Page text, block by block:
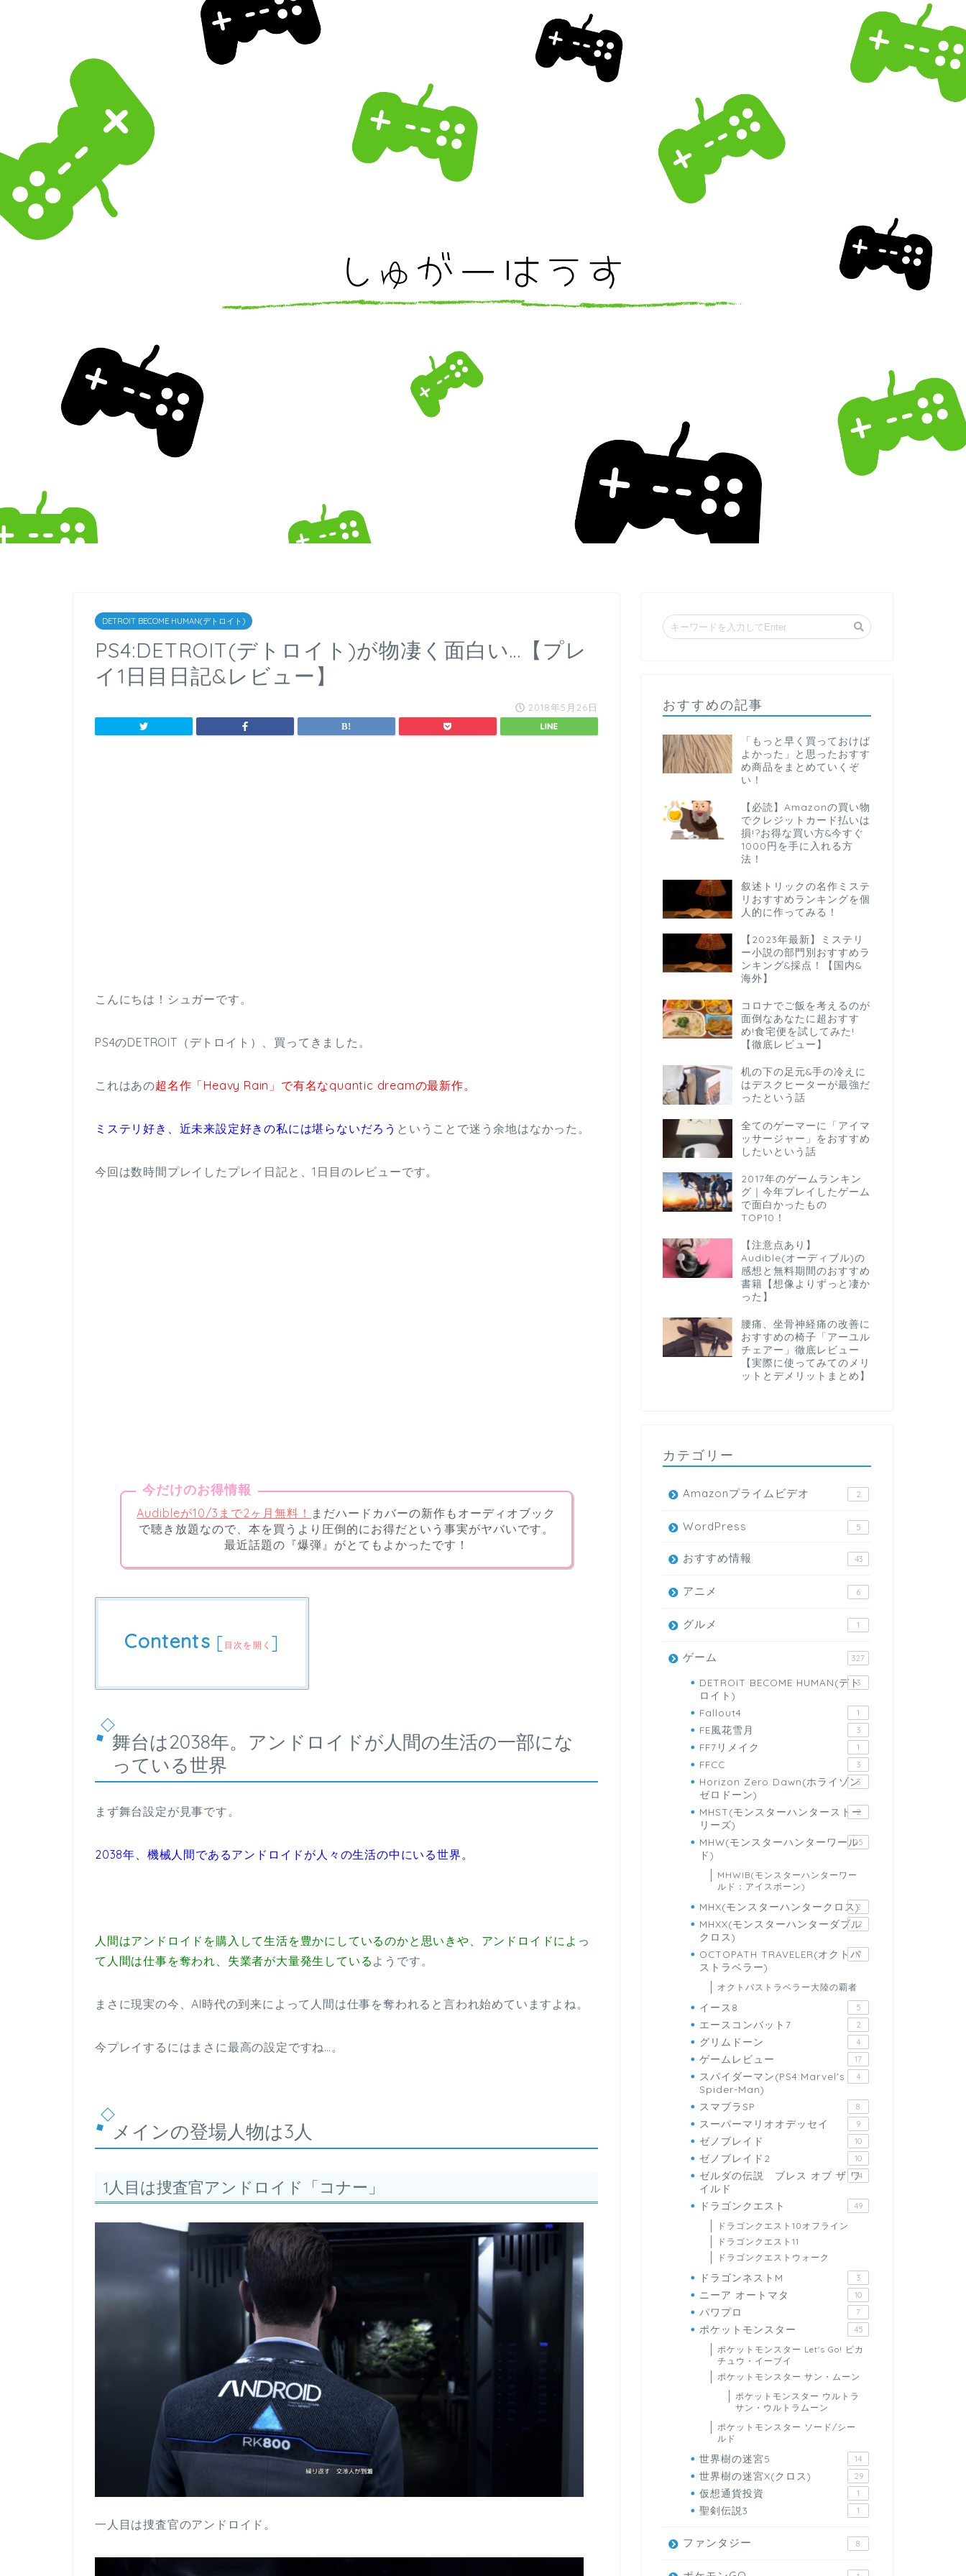
DETROIT BECOME HUMAN(デトロイト)
PS4:DETROIT(デトロイト)が物凄く面白い…【プレ
イ1日目日記&レビュー】
2018年5月26日
こんにちは！シュガーです。
PS4のDETROIT（デトロイト）、買ってきました。
これはあの超名作「Heavy Rain」で有名なquantic dreamの最新作。
ミステリ好き、近未来設定好きの私には堪らないだろう ということで迷う余地はなかった。
今回は数時間プレイしたプレイ日記と、1日目のレビューです。
今だけのお得情報
Audibleが10/3まで2ヶ月無料！ まだハードカバーの新作もオーディオブック
で聴き放題なので、本を買うより圧倒的にお得だという事実がヤバいです。
最近話題の『爆弾』がとてもよかったです！
Contents [ 目次を開く ]
舞台は2038年。アンドロイドが人間の生活の一部にな
っている世界
まず舞台設定が見事です。
2038年、機械人間であるアンドロイドが人々の生活の中にいる世界。
人間はアンドロイドを購入して生活を豊かにしているのかと思いきや、アンドロイドによっ
て人間は仕事を奪われ、失業者が大量発生している ようです。
まさに現実の今、AI時代の到来によって人間は仕事を奪われると言われ始めていますよね。
今プレイするにはまさに最高の設定ですね…。
メインの登場人物は3人
1人目は捜査官アンドロイド「コナー」
一人目は捜査官のアンドロイド。
おすすめの記事
「もっと早く買っておけば
よかった」と思ったおすす
め商品をまとめていくぞ
い！
【必読】Amazonの買い物
でクレジットカード払いは
損!?お得な買い方&今すぐ
1000円を手に入れる方
法！
叙述トリックの名作ミステ
リおすすめランキングを個
人的に作ってみる！
【2023年最新】ミステリ
ー小説の部門別おすすめラ
ンキング&採点！【国内&
海外】
コロナでご飯を考えるのが
面倒なあなたに超おすす
め!食宅便を試してみた!
【徹底レビュー】
机の下の足元&手の冷えに
はデスクヒーターが最強だ
ったという話
全てのゲーマーに「アイマ
ッサージャー」をおすすめ
したいという話
2017年のゲームランキン
グ｜今年プレイしたゲーム
で面白かったもの
TOP10！
【注意点あり】
Audible(オーディブル)の
感想と無料期間のおすすめ
書籍【想像よりずっと凄か
った】
腰痛、坐骨神経痛の改善に
おすすめの椅子「アーユル
チェアー」徹底レビュー
【実際に使ってみてのメリ
ットとデメリットまとめ】
カテゴリー
Amazonプライムビデオ 2
WordPress 5
おすすめ情報 43
アニメ 6
グルメ 1
ゲーム 327
DETROIT BECOME HUMAN(デト
ロイト)
3
Fallout4 1
FE風花雪月 3
FF7リメイク 1
FFCC 3
Horizon Zero Dawn(ホライゾン
ゼロドーン)
3
MHST(モンスターハンターストー
リーズ)
2
MHW(モンスターハンターワール
ド)
25
MHWIB(モンスターハンターワー
ルド：アイスボーン)
MHX(モンスターハンタークロス)2
MHXX(モンスターハンターダブル
クロス)
12
OCTOPATH TRAVELER(オクトパ
ストラベラー)
17
オクトパストラベラー大陸の覇者
イース8 5
エースコンバット7 2
グリムドーン 4
ゲームレビュー 17
スパイダーマン(PS4:Marvel's
Spider-Man)
4
スマブラSP 8
スーパーマリオオデッセイ 9
ゼノブレイド 10
ゼノブレイド2 10
ゼルダの伝説 ブレス オブ ザ ワ
イルド
34
ドラゴンクエスト 49
ドラゴンクエスト10オフライン
ドラゴンクエスト11
ドラゴンクエストウォーク
ドラゴンネストM 3
ニーア オートマタ 10
パワプロ 7
ポケットモンスター 45
ポケットモンスター Let's Go! ピカ
チュウ・イーブイ
ポケットモンスター サン・ムーン
ポケットモンスター ウルトラ
サン・ウルトラムーン
ポケットモンスター ソード/シー
ルド
世界樹の迷宮5 14
世界樹の迷宮X(クロス) 29
仮想通貨投資 1
聖剣伝説3 1
ファンタジー 8